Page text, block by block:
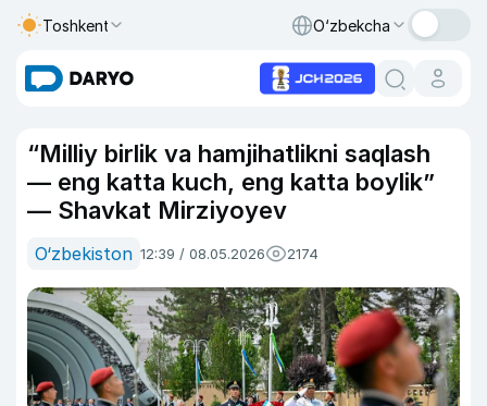
Toshkent O‘zbekcha
“Milliy birlik va hamjihatlikni saqlash
— eng katta kuch, eng katta boylik”
— Shavkat Mirziyoyev
O‘zbekiston 12:39 / 08.05.2026 2174